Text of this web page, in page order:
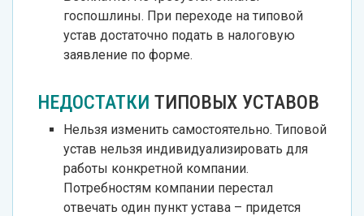
госпошлины. При переходе на типовой
устав достаточно подать в налоговую
заявление по форме.
НЕДОСТАТКИ ТИПОВЫХ УСТАВОВ
Нельзя изменить самостоятельно. Типовой
устав нельзя индивидуализировать для
работы конкретной компании.
Потребностям компании перестал
отвечать один пункт устава – придется